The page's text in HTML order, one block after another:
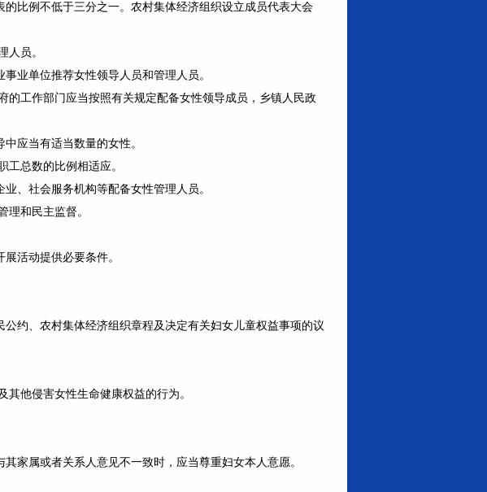
比例不低于三分之一。农村集体经济组织设立成员代表大会
人员。
业单位推荐女性领导人员和管理人员。
工作部门应当按照有关规定配备女性领导成员，乡镇人民政
应当有适当数量的女性。
总数的比例相适应。
、社会服务机构等配备女性管理人员。
理和民主监督。
活动提供必要条件。
约、农村集体经济组织章程及决定有关妇女儿童权益事项的议
他侵害女性生命健康权益的行为。
家属或者关系人意见不一致时，应当尊重妇女本人意愿。